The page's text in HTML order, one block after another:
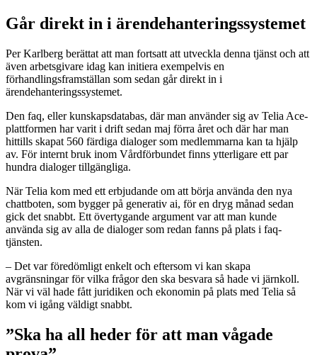
Går direkt in i ärendehanteringssystemet
Per Karlberg berättat att man fortsatt att utveckla denna tjänst och att
även arbetsgivare idag kan initiera exempelvis en
förhandlingsframställan som sedan går direkt in i
ärendehanteringssystemet.
Den faq, eller kunskapsdatabas, där man använder sig av Telia Ace-
plattformen har varit i drift sedan maj förra året och där har man
hittills skapat 560 färdiga dialoger som medlemmarna kan ta hjälp
av. För internt bruk inom Vårdförbundet finns ytterligare ett par
hundra dialoger tillgängliga.
När Telia kom med ett erbjudande om att börja använda den nya
chattboten, som bygger på generativ ai, för en dryg månad sedan
gick det snabbt. Ett övertygande argument var att man kunde
använda sig av alla de dialoger som redan fanns på plats i faq-
tjänsten.
– Det var föredömligt enkelt och eftersom vi kan skapa
avgränsningar för vilka frågor den ska besvara så hade vi järnkoll.
När vi väl hade fått juridiken och ekonomin på plats med Telia så
kom vi igång väldigt snabbt.
”Ska ha all heder för att man vågade